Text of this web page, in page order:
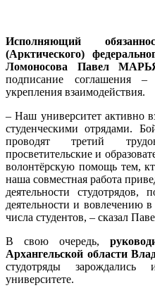
Исполняющий
(Арктического)
Ломоносова Павел
подписание
укрепления взаимодействия.
– Наш университет активно
студенческими отрядами.
проводят третий
просветительские и
волонтёрскую помощь тем,
наша совместная работа
деятельности
деятельности и вовлечению
числа студентов, – сказал
В свою очередь,
Архангельской области
студотряды
университете.